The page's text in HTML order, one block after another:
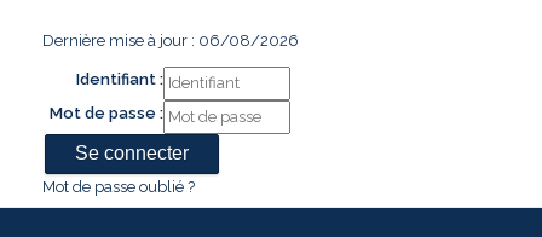
Dernière mise à jour : 06/08/2026
Identifiant :
Mot de passe :
Mot de passe oublié ?